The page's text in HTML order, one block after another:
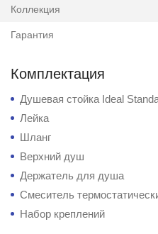
Коллекция
Гарантия
Комплектация
Душевая стойка Ideal
Лейка
Шланг
Верхний душ
Держатель для душа
Смеситель
Набор креплений